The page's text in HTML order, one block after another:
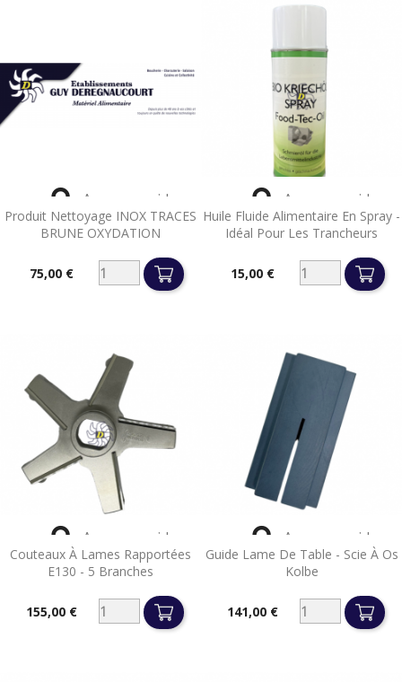
Produit Nettoyage INOX TRACES
BRUNE OXYDATION
75,00 €
 Aperçu rapide
Huile Fluide Alimentaire En Spray -
Idéal Pour Les Trancheurs
15,00 €
 Aperçu rapide
Couteaux À Lames Rapportées
E130 - 5 Branches
155,00 €
 Aperçu rapide
Guide Lame De Table - Scie À Os
Kolbe
141,00 €
 Aperçu rapide